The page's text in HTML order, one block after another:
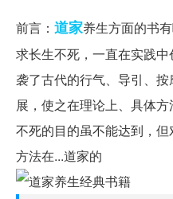
前言： 道家养生方面的书
求长生不死，一直在实践
袭了古代的行气、导引、
展，使之在理论上、具体
不死的目的虽不能达到，
方法在...道家的